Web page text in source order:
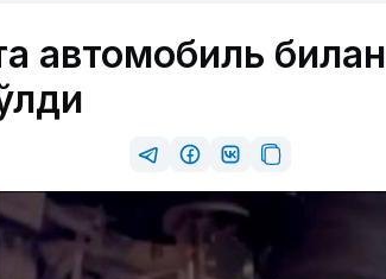
автомобиль билан